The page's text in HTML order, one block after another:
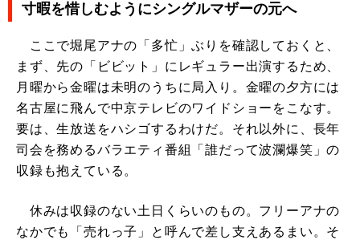
寸暇を惜しむようにシングルマザーの元へ
ここで堀尾アナの「多忙」ぶりを確認しておくと、
まず、先の「ビビット」にレギュラー出演するため、
月曜から金曜は未明のうちに局入り。金曜の夕方には
名古屋に飛んで中京テレビのワイドショーをこなす。
要は、生放送をハシゴするわけだ。それ以外に、長年
司会を務めるバラエティ番組「誰だって波瀾爆笑」の
収録も抱えている。
休みは収録のない土日くらいのもの。フリーアナの
なかでも「売れっ子」と呼んで差し支えあるまい。そ